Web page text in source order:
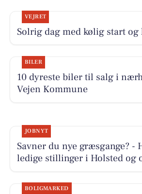
VEJRET
Solrig dag med kølig start
BILER
10 dyreste biler til salg i
Vejen Kommune
JOBNYT
Savner du nye græsgange? -
ledige stillinger i Holsted og
BOLIGMARKED